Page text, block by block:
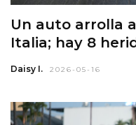
Un auto arrolla
Italia; hay 8
Daisy I. 2026-05-16